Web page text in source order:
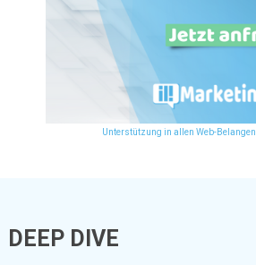
Unterstützung in allen Web-Belangen.
DEEP DIVE